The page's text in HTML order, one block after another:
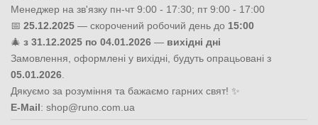
Менеджер на зв'язку пн-чт 9:00 - 17:30; пт 9:00 - 17:00
📅 25.12.2025 — скорочений робочий день до 15:00
🎄 з 31.12.2025 по 04.01.2026 — вихідні дні
Замовлення, оформлені у вихідні, будуть опрацьовані з
05.01.2026
Дякуємо за розуміння та бажаємо гарних свят! ✨
E-Mail: shop@runo.com.ua